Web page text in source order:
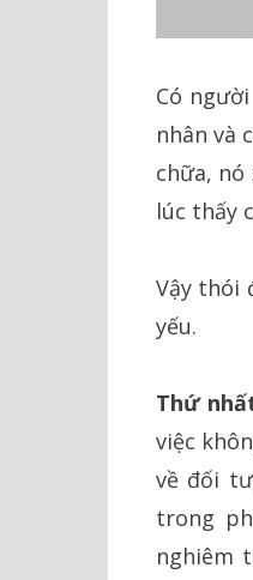
Có
nhân và
chữa,
lúc thấy
Vậy thói
yếu.
Thứ
việc
về đối
trong
nghiêm